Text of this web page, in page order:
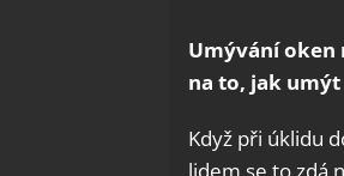
Umývání oken
na to, jak umýt
Když při úklidu